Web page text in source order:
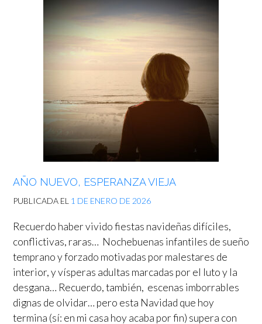
AÑO NUEVO, ESPERANZA VIEJA
PUBLICADA EL 1 DE ENERO DE 2026
Recuerdo haber vivido fiestas navideñas difíciles,
conflictivas, raras… Nochebuenas infantiles de sueño
temprano y forzado motivadas por malestares de
interior, y vísperas adultas marcadas por el luto y la
desgana… Recuerdo, también, escenas imborrables
dignas de olvidar… pero esta Navidad que hoy
termina (sí: en mi casa hoy acaba por fin) supera con